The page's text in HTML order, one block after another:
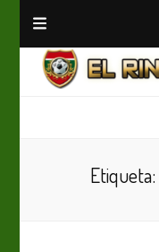
Etiqueta: